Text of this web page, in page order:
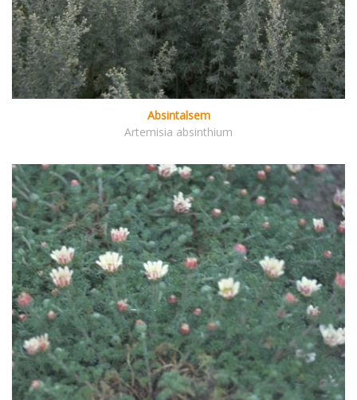
Absintalsem
Artemisia absinthium